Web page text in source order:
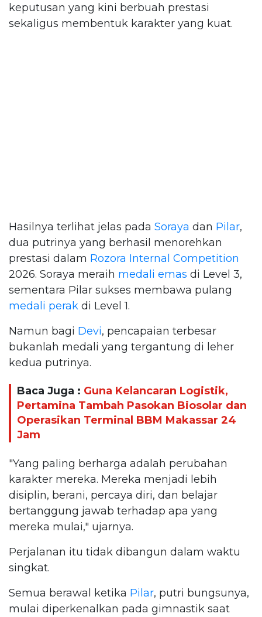
keputusan yang kini berbuah prestasi
sekaligus membentuk karakter yang kuat.
Hasilnya terlihat jelas pada Soraya dan Pilar,
dua putrinya yang berhasil menorehkan
prestasi dalam Rozora Internal Competition
2026. Soraya meraih medali emas di Level 3,
sementara Pilar sukses membawa pulang
medali perak di Level 1.
Namun bagi Devi, pencapaian terbesar
bukanlah medali yang tergantung di leher
kedua putrinya.
Baca Juga : Guna Kelancaran Logistik,
Pertamina Tambah Pasokan Biosolar dan
Operasikan Terminal BBM Makassar 24
Jam
"Yang paling berharga adalah perubahan
karakter mereka. Mereka menjadi lebih
disiplin, berani, percaya diri, dan belajar
bertanggung jawab terhadap apa yang
mereka mulai," ujarnya.
Perjalanan itu tidak dibangun dalam waktu
singkat.
Semua berawal ketika Pilar, putri bungsunya,
mulai diperkenalkan pada gimnastik saat